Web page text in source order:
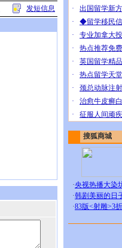
发短信息
·
出国留学新
·
◆留学移民
·
专业加拿大
·
热点推荐免
·
英国留学精
·
热点留学天
·
颈总动脉注
·
治愈牛皮癣
·
征服人间顽
搜狐商城
·央视热播大染
·韩剧美丽的日
·83版<射雕>3折